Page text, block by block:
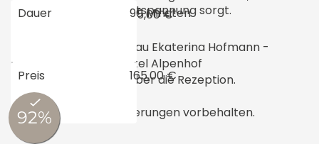
115,00 €
Wohlbefinden und Entspannung sorgt.
90 Minuten
165,00 €
Ansprechpartnerin: Frau Ekaterina Hofmann -
Kosmetikabteilung Hotel Alpenhof
Terminvereinbarung über die Rezeption.
Stand: März 2025, Änderungen vorbehalten.